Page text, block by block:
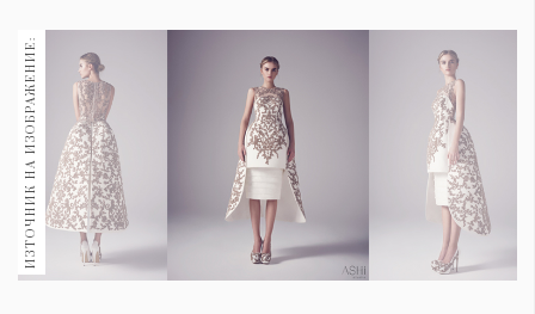
Книги
30+
Гурме
Пътувай
237
Здраве 389
ИЗТОЧНИК НА ИЗОБРАЖЕНИЕ: